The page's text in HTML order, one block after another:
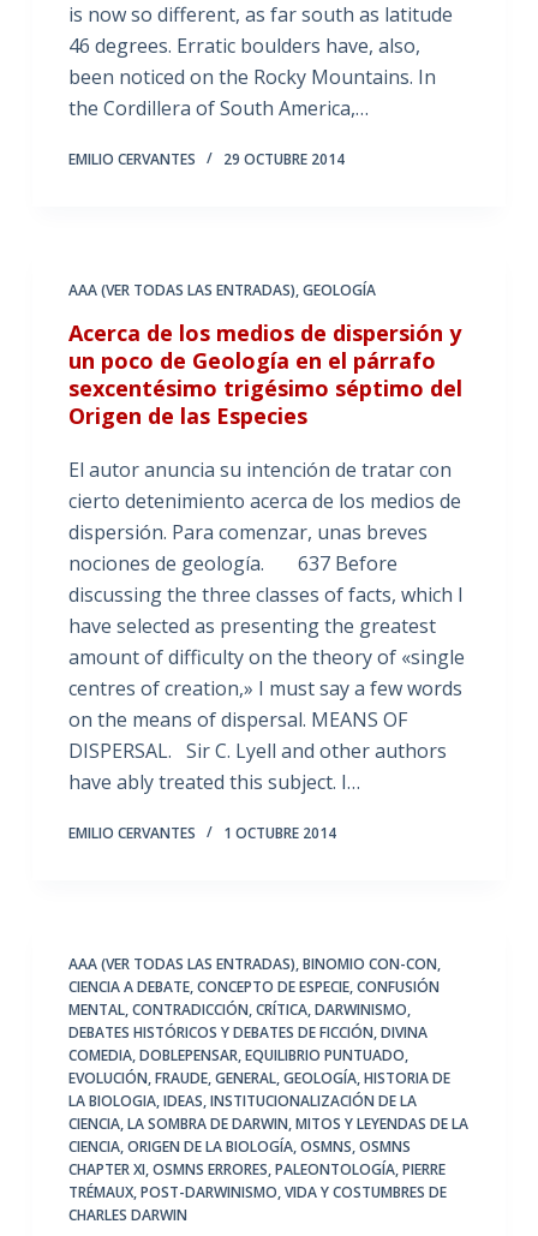
is now so different, as far south as latitude
46 degrees. Erratic boulders have, also,
been noticed on the Rocky Mountains. In
the Cordillera of South America,…
EMILIO CERVANTES 29 OCTUBRE 2014
AAA (VER TODAS LAS ENTRADAS),GEOLOGÍA
Acerca de los medios de dispersión y
un poco de Geología en el párrafo
sexcentésimo trigésimo séptimo del
Origen de las Especies
El autor anuncia su intención de tratar con
cierto detenimiento acerca de los medios de
dispersión. Para comenzar, unas breves
nociones de geología. 637 Before
discussing the three classes of facts, which I
have selected as presenting the greatest
amount of difficulty on the theory of «single
centres of creation,» I must say a few words
on the means of dispersal. MEANS OF
DISPERSAL. Sir C. Lyell and other authors
have ably treated this subject. I…
EMILIO CERVANTES 1 OCTUBRE 2014
AAA (VER TODAS LAS ENTRADAS),BINOMIO CON-CON,
CIENCIA A DEBATE,CONCEPTO DE ESPECIE,CONFUSIÓN
MENTAL,CONTRADICCIÓN,CRÍTICA,DARWINISMO,
DEBATES HISTÓRICOS Y DEBATES DE FICCIÓN,DIVINA
COMEDIA,DOBLEPENSAR,EQUILIBRIO PUNTUADO,
EVOLUCIÓN,FRAUDE,GENERAL,GEOLOGÍA,HISTORIA DE
LA BIOLOGIA,IDEAS,INSTITUCIONALIZACIÓN DE LA
CIENCIA,LA SOMBRA DE DARWIN,MITOS Y LEYENDAS DE LA
CIENCIA,ORIGEN DE LA BIOLOGÍA,OSMNS,OSMNS
CHAPTER XI,OSMNS ERRORES,PALEONTOLOGÍA,PIERRE
TRÉMAUX,POST-DARWINISMO,VIDA Y COSTUMBRES DE
CHARLES DARWIN